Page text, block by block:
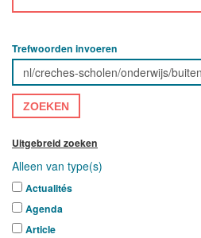
Trefwoorden invoeren
ZOEKEN
Uitgebreid zoeken
Alleen van type(s)
Actualités
Agenda
Article